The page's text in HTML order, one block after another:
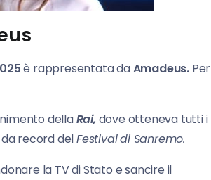
è rappresentata daAmadeus. Per
dellaRai, dove otteneva tutti i
da record delFestivaldi Sanremo.
la TV di Stato e sancire il